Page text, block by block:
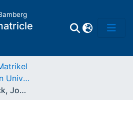
Matrikel der älteren Universität
Ludwig de Libeneck, Johannes Peter